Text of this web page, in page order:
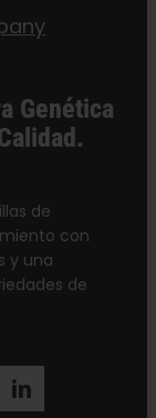
Genética
de
con
y una
de